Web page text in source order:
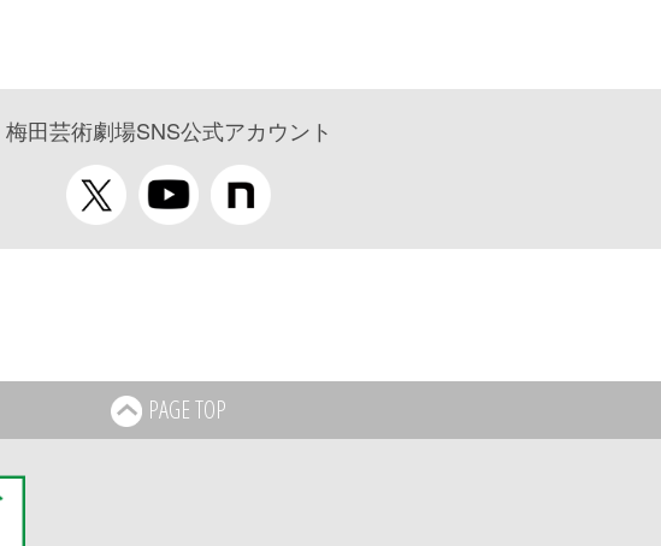
梅田芸術劇場SNS公式アカウント
PAGE TOP